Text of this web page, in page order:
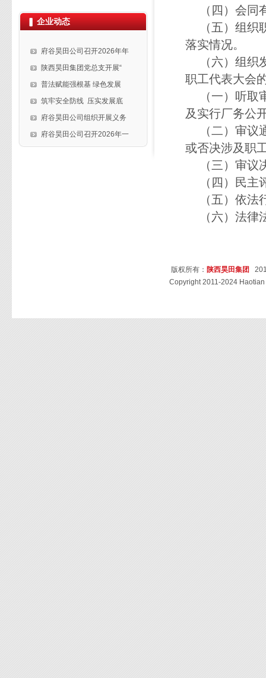
企业动态
府谷昊田公司召开2026年年
陕西昊田集团党总支开展“
普法赋能强根基 绿色发展
筑牢安全防线 压实发展底
府谷昊田公司组织开展义务
府谷昊田公司召开2026年一
（四）会同
（五）组织
落实情况。
（六）组织
职工代表大会
（一）听取
及实行厂务公
（二）审议
或否决涉及职
（三）审议
（四）民主
（五）依法
（六）法律
版权所有： 陕西昊田集团
Copyright 2011-2024